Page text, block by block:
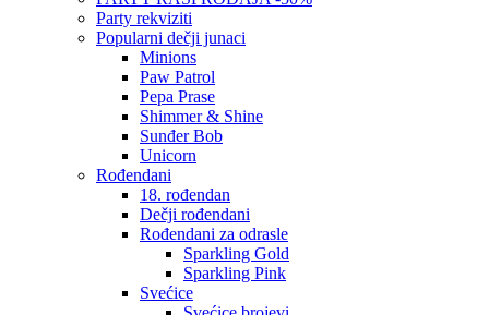
Party rekviziti
Popularni dečji junaci
Minions
Paw Patrol
Pepa Prase
Shimmer & Shine
Sunđer Bob
Unicorn
Rođendani
18. rođendan
Dečji rođendani
Rođendani za odrasle
Sparkling Gold
Sparkling Pink
Svećice